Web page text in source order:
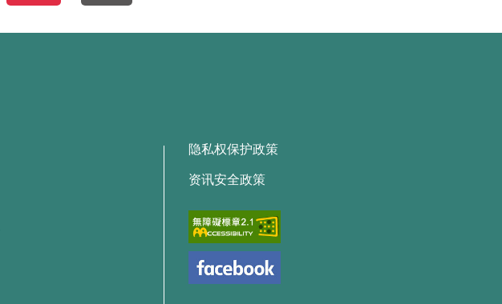
隐私权保护政策
资讯安全政策